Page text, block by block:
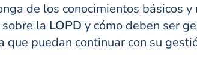
de los conocimientos básicos
la LOPD y cómo deben ser
puedan continuar con su